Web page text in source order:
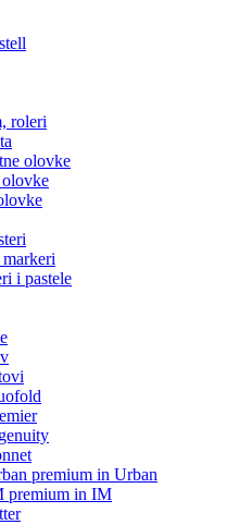
roleri
olovke
i pastele
premium in Urban
premium in IM